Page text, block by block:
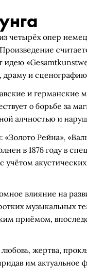
четырёх опер
идею
драму и
и германские
о борьбе за
алчностью и
Рейна»,
в 1876 году в
учётом
влияние на
музыкальных
приёмом,
жертва,
им актуальное